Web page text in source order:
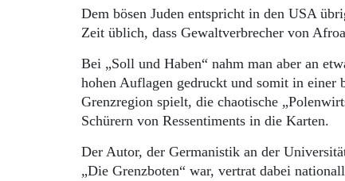
Dem bösen Juden entspricht in den USA
Zeit üblich, dass Gewaltverbrecher von
Bei „Soll und Haben“ nahm man aber an
hohen Auflagen gedruckt und somit in einer
Grenzregion spielt, die chaotische
Schürern von Ressentiments in die Karten.
Der Autor, der Germanistik an der
„Die Grenzboten“ war, vertrat dabei